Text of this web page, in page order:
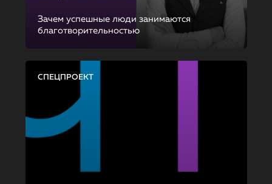
Зачем успешные люди занимаются
благотворительностью
СПЕЦПРОЕКТ